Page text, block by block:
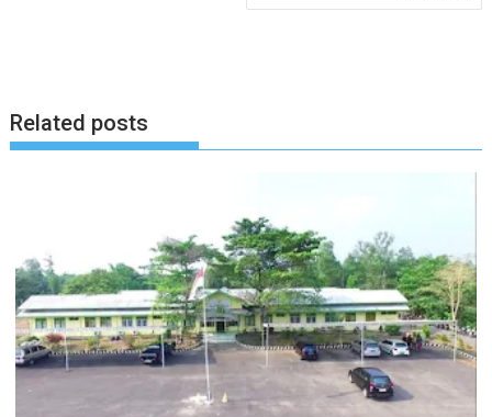
Related posts